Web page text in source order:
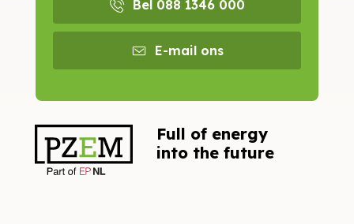
Bel 088 1346 000
E-mail ons
Full of energy
into the future